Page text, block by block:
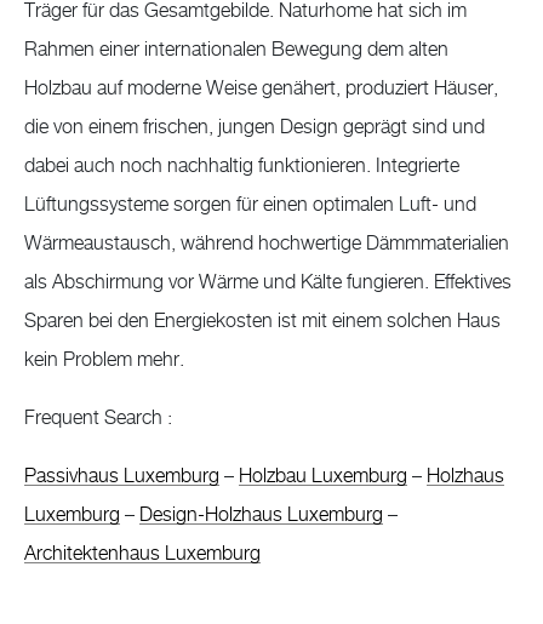
Träger für das Gesamtgebilde. Naturhome hat sich im
Rahmen einer internationalen Bewegung dem alten
Holzbau auf moderne Weise genähert, produziert Häuser,
die von einem frischen, jungen Design geprägt sind und
dabei auch noch nachhaltig funktionieren. Integrierte
Lüftungssysteme sorgen für einen optimalen Luft- und
Wärmeaustausch, während hochwertige Dämmmaterialien
als Abschirmung vor Wärme und Kälte fungieren. Effektives
Sparen bei den Energiekosten ist mit einem solchen Haus
kein Problem mehr.
Frequent Search :
Passivhaus Luxemburg – Holzbau Luxemburg – Holzhaus
Luxemburg – Design-Holzhaus Luxemburg –
Architektenhaus Luxemburg